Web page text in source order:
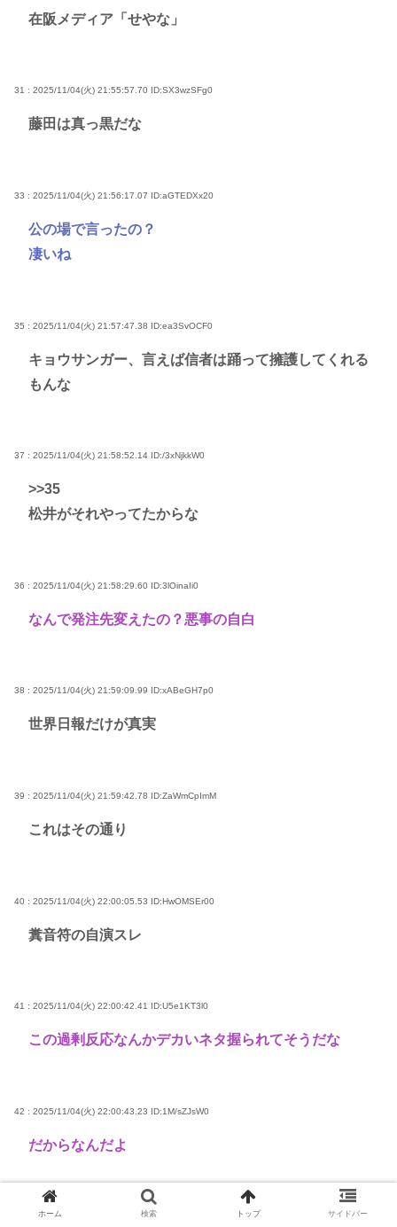
在阪メディア「せやな」
31 : 2025/11/04(火) 21:55:57.70 ID:SX3wzSFg0
藤田は真っ黒だな
33 : 2025/11/04(火) 21:56:17.07 ID:aGTEDXx20
公の場で言ったの？
凄いね
35 : 2025/11/04(火) 21:57:47.38 ID:ea3SvOCF0
キョウサンガー、言えば信者は踊って擁護してくれる
もんな
37 : 2025/11/04(火) 21:58:52.14 ID:/3xNjkkW0
>>35
松井がそれやってたからな
36 : 2025/11/04(火) 21:58:29.60 ID:3lOinaIi0
なんで発注先変えたの？悪事の自白
38 : 2025/11/04(火) 21:59:09.99 ID:xABeGH7p0
世界日報だけが真実
39 : 2025/11/04(火) 21:59:42.78 ID:ZaWmCpImM
これはその通り
40 : 2025/11/04(火) 22:00:05.53 ID:HwOMSEr00
糞音符の自演スレ
41 : 2025/11/04(火) 22:00:42.41 ID:U5e1KT3l0
この過剰反応なんかデカいネタ握られてそうだな
42 : 2025/11/04(火) 22:00:43.23 ID:1M/sZJsW0
だからなんだよ
44 : 2025/11/04(火) 22:01:03.56ID:OfslU5eX0
ホーム 検索 トップ サイドバー